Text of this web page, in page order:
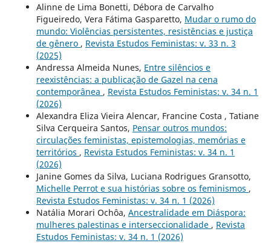
Alinne de Lima Bonetti, Débora de Carvalho
Figueiredo, Vera Fátima Gasparetto, Mudar o rumo do
mundo: Violências persistentes, resistências e justiça
de gênero , Revista Estudos Feministas: v. 33 n. 3
(2025)
Andressa Almeida Nunes, Entre silêncios e
reexistências: a publicação de Gazel na cena
contemporânea , Revista Estudos Feministas: v. 34 n. 1
(2026)
Alexandra Eliza Vieira Alencar, Francine Costa , Tatiane
Silva Cerqueira Santos, Pensar outros mundos:
circulações feministas, epistemologias, memórias e
territórios , Revista Estudos Feministas: v. 34 n. 1
(2026)
Janine Gomes da Silva, Luciana Rodrigues Gransotto,
Michelle Perrot e sua histórias sobre os feminismos ,
Revista Estudos Feministas: v. 34 n. 1 (2026)
Natália Morari Ochôa, Ancestralidade em Diáspora:
mulheres palestinas e interseccionalidade , Revista
Estudos Feministas: v. 34 n. 1 (2026)